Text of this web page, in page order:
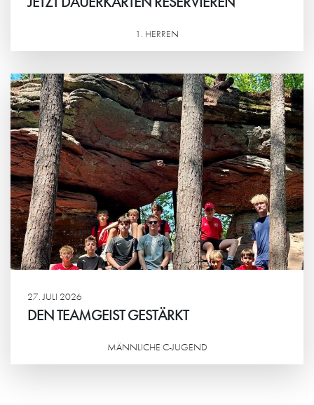
1. HERREN
27. JULI 2026
DEN TEAMGEIST GESTÄRKT
MÄNNLICHE C-JUGEND